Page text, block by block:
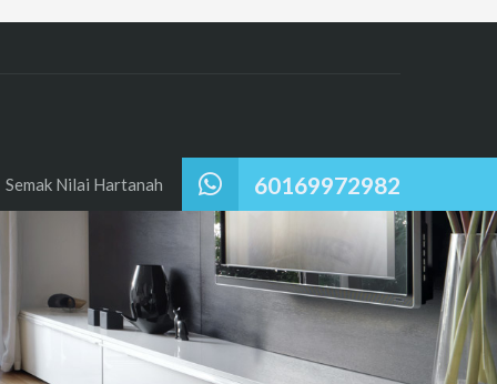
60169972982
Semak Nilai Hartanah